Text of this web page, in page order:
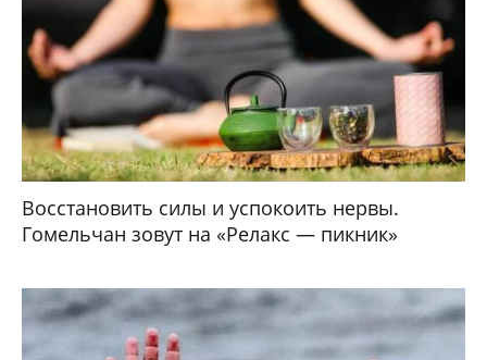
Восстановить силы и успокоить нервы.
Гомельчан зовут на «Релакс — пикник»